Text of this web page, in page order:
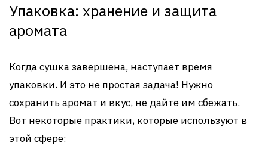
Упаковка: хранение и защита
аромата
Когда сушка завершена, наступает время
упаковки. И это не простая задача! Нужно
сохранить аромат и вкус, не дайте им сбежать.
Вот некоторые практики, которые используют в
этой сфере: